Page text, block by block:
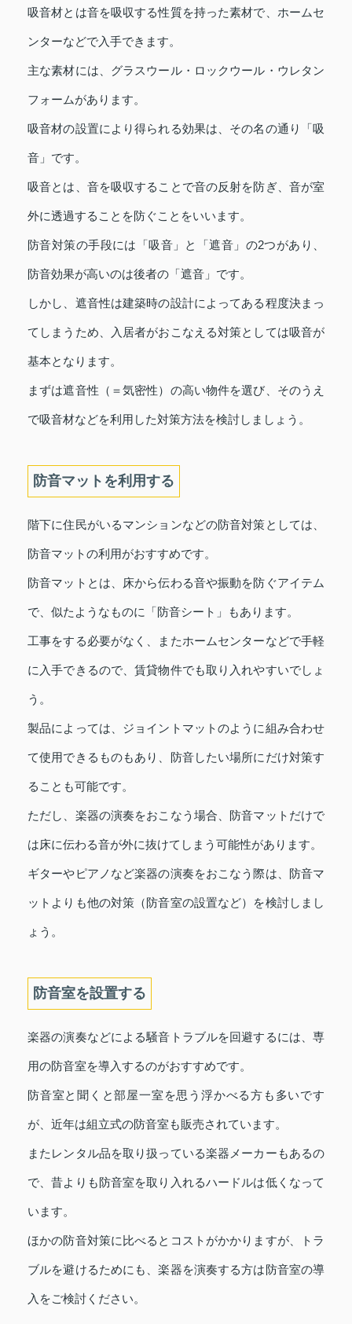
吸音材とは音を吸収する性質を持った素材で、ホームセ
ンターなどで入手できます。
主な素材には、グラスウール・ロックウール・ウレタン
フォームがあります。
吸音材の設置により得られる効果は、その名の通り「吸
音」です。
吸音とは、音を吸収することで音の反射を防ぎ、音が室
外に透過することを防ぐことをいいます。
防音対策の手段には「吸音」と「遮音」の2つがあり、
防音効果が高いのは後者の「遮音」です。
しかし、遮音性は建築時の設計によってある程度決まっ
てしまうため、入居者がおこなえる対策としては吸音が
基本となります。
まずは遮音性（＝気密性）の高い物件を選び、そのうえ
で吸音材などを利用した対策方法を検討しましょう。
防音マットを利用する
階下に住民がいるマンションなどの防音対策としては、
防音マットの利用がおすすめです。
防音マットとは、床から伝わる音や振動を防ぐアイテム
で、似たようなものに「防音シート」もあります。
工事をする必要がなく、またホームセンターなどで手軽
に入手できるので、賃貸物件でも取り入れやすいでしょ
う。
製品によっては、ジョイントマットのように組み合わせ
て使用できるものもあり、防音したい場所にだけ対策す
ることも可能です。
ただし、楽器の演奏をおこなう場合、防音マットだけで
は床に伝わる音が外に抜けてしまう可能性があります。
ギターやピアノなど楽器の演奏をおこなう際は、防音マ
ットよりも他の対策（防音室の設置など）を検討しまし
ょう。
防音室を設置する
楽器の演奏などによる騒音トラブルを回避するには、専
用の防音室を導入するのがおすすめです。
防音室と聞くと部屋一室を思う浮かべる方も多いです
が、近年は組立式の防音室も販売されています。
またレンタル品を取り扱っている楽器メーカーもあるの
で、昔よりも防音室を取り入れるハードルは低くなって
います。
ほかの防音対策に比べるとコストがかかりますが、トラ
ブルを避けるためにも、楽器を演奏する方は防音室の導
入をご検討ください。